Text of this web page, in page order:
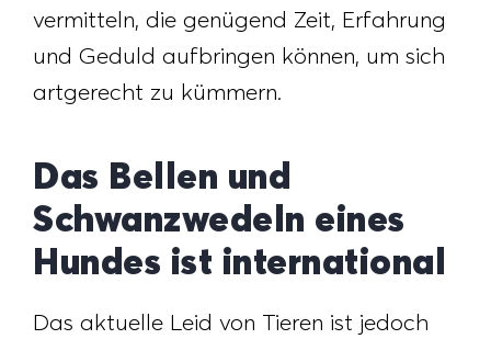
vermitteln, die genügend Zeit, Erfahrung
und Geduld aufbringen können, um sich
artgerecht zu kümmern.
Das Bellen und
Schwanzwedeln eines
Hundes ist international
Das aktuelle Leid von Tieren ist jedoch